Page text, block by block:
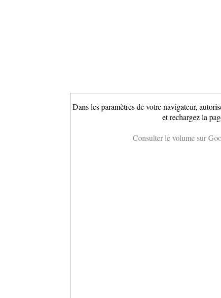
Dans les paramètres de votre navigateur,
et rechargez la
Consulter le volume sur